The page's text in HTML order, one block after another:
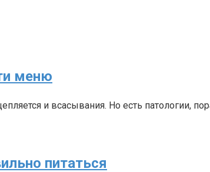
меню
и всасывания. Но есть патологии,
питаться